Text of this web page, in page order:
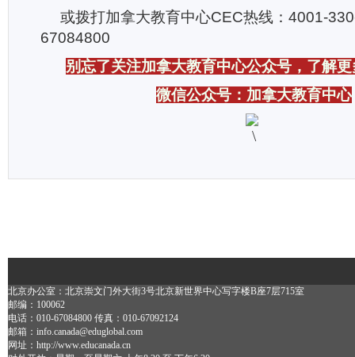
或拨打加拿大教育中心CEC热线：4001-
67084800
别忘了关注加拿大教育中心公众号，了解
微信公众号：加拿大教育中心
北京办公室：北京崇文门外大街3号北京新世界中心写字楼B座7层715室
邮编：100062
电话：010-67084800 传真：010-67092124
邮箱：info.canada@eduglobal.com
网址：http://www.educanada.cn